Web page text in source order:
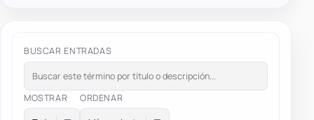
BUSCAR ENTRADAS
MOSTRAR ORDENAR